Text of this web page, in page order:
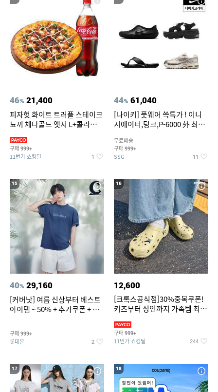
46% 21,400
피자헛 화이트 트러플 스테이크
뇨끼 체다골드 엣지 L+콜라
구매 999+
11번가 쇼킹딜 1
44% 61,040
[나이키] 풋웨어 쓱특가 ! 이니
시에이터,덩크,P-6000 外 최대
무료배송
구매 999+
SSG 11
15
40% 29,160
[커버낫] 여름 신상부터 베스트
아이템 ~ 50% + 추가쿠폰 + 카
구매 999+
롯데온 2
16
12,600
[크록스공식점]30%중복쿠폰!
키즈부터 성인까지 가족템 최대
구매 999+
11번가 쇼킹딜 244
17 18